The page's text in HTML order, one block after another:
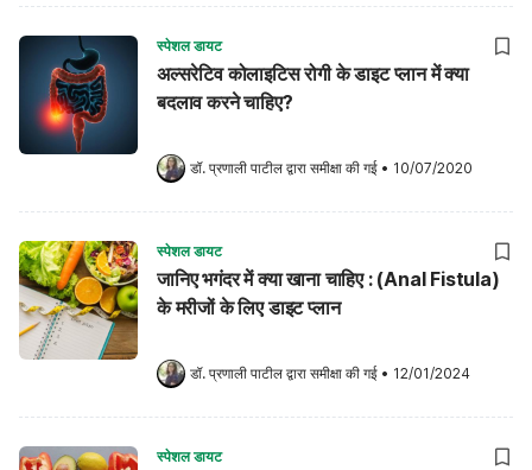
स्पेशल डायट
अल्सरेटिव कोलाइटिस रोगी के डाइट प्लान में क्या
बदलाव करने चाहिए?
डॉ. प्रणाली पाटील द्वारा समीक्षा की गई • 10/07/2020
स्पेशल डायट
जानिए भगंदर में क्या खाना चाहिए : (Anal Fistula)
के मरीजों के लिए डाइट प्लान
डॉ. प्रणाली पाटील द्वारा समीक्षा की गई • 12/01/2024
स्पेशल डायट